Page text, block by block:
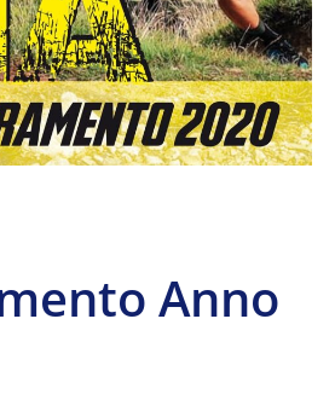
Anno